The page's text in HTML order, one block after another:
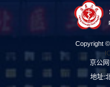
Copyright
京公
地址: